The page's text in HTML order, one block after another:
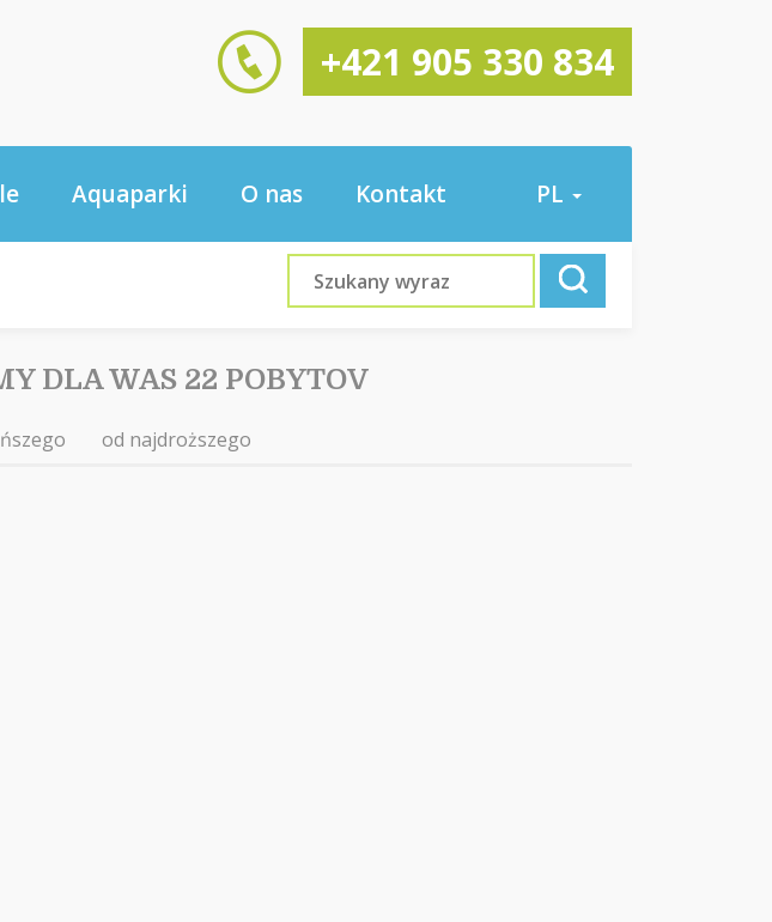
+421 905 330 834
Aquaparki O nas Kontakt PL
DLA WAS 22 POBYTOV
od najdroższego